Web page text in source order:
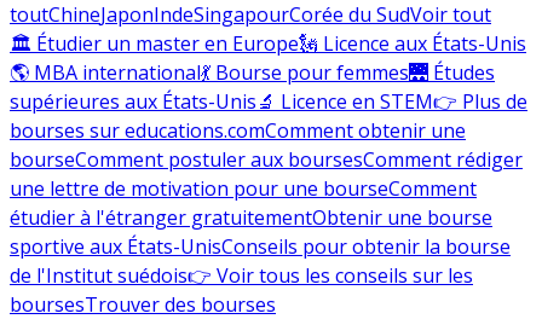
toutChineJaponIndeSingapourCorée du SudVoir tout
🏛 Étudier un master en Europe🗽 Licence aux États-Unis
🌎 MBA international💃 Bourse pour femmes🌉 Études
supérieures aux États-Unis🔬 Licence en STEM👉 Plus de
bourses sur educations.comComment obtenir une
bourseComment postuler aux boursesComment rédiger
une lettre de motivation pour une bourseComment
étudier à l'étranger gratuitementObtenir une bourse
sportive aux États-UnisConseils pour obtenir la bourse
de l'Institut suédois👉 Voir tous les conseils sur les
boursesTrouver des bourses